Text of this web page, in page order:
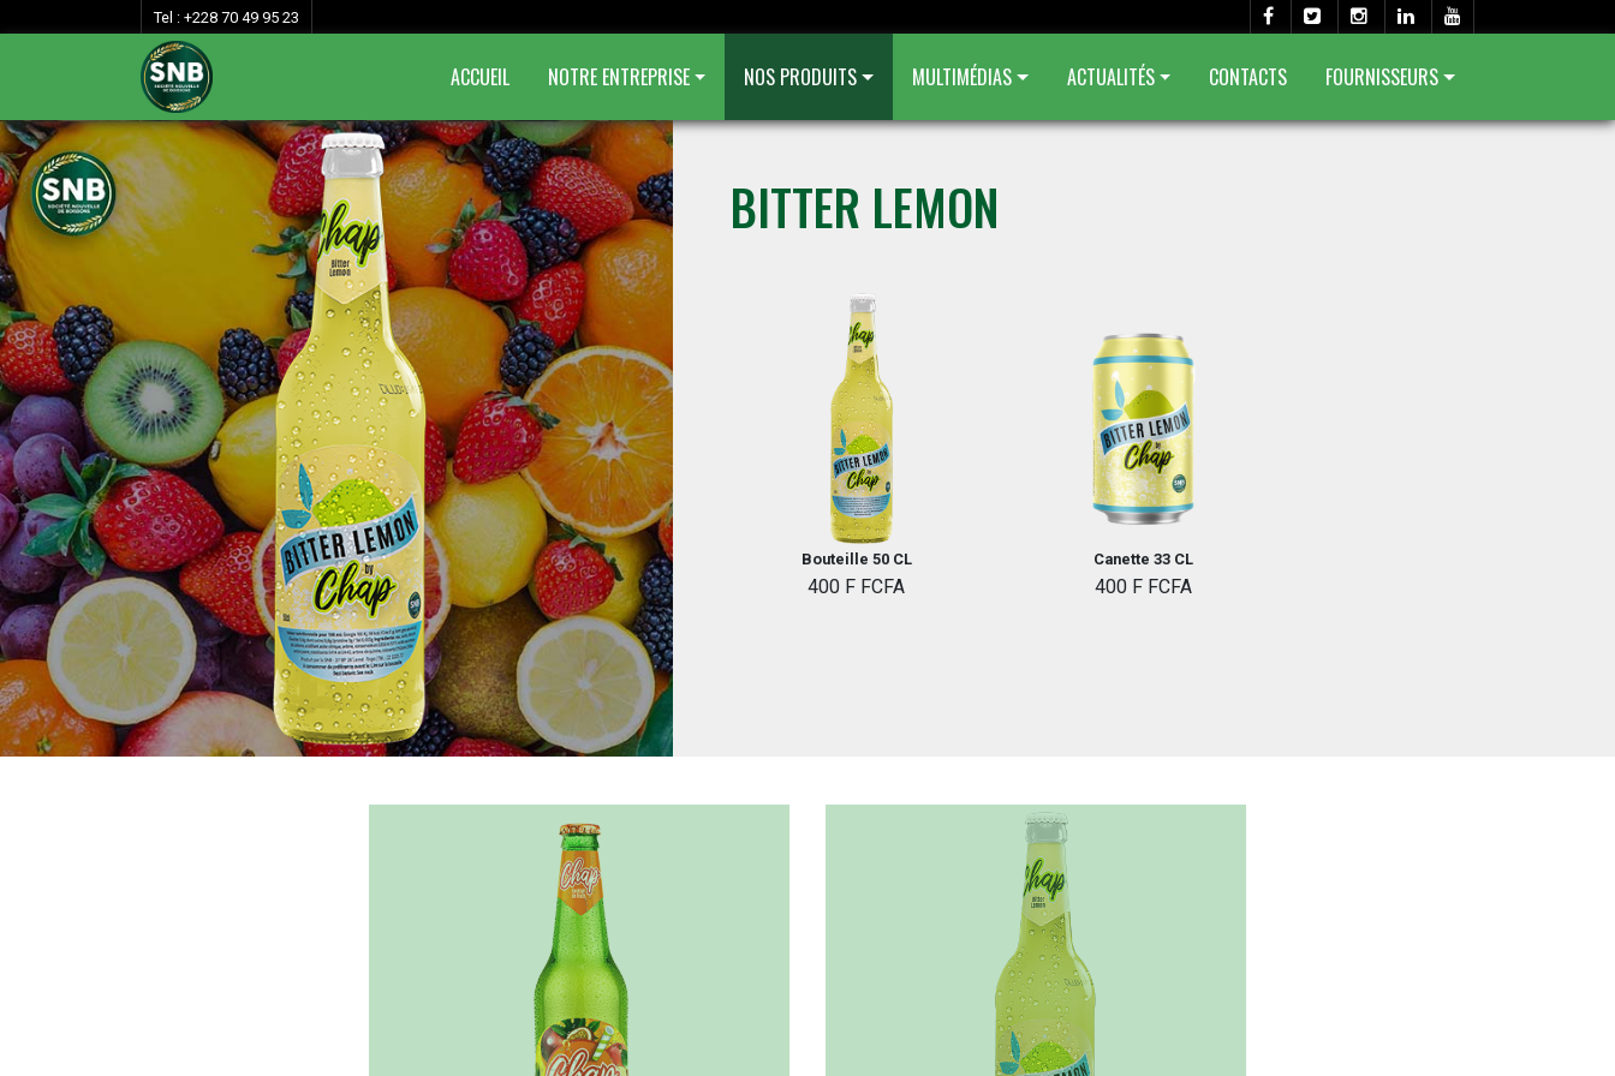
Tel : +228 70 49 95 23
ACCUEIL NOTRE ENTREPRISE NOS PRODUITS MULTIMÉDIAS ACTUALITÉS CONTACTS FOURNISSEURS
BITTER LEMON
Bouteille 50 CL
400 F FCFA
Canette 33 CL
400 F FCFA